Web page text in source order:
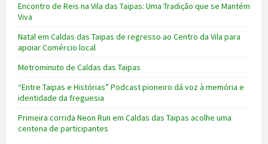
Encontro de Reis na Vila das Taipas: Uma Tradição que se Mantém
Viva
Natal em Caldas das Taipas de regresso ao Centro da Vila para
apoiar Comércio local
Metrominuto de Caldas das Taipas
“Entre Taipas e Histórias” Podcast pioneiro dá voz à memória e
identidade da freguesia
Primeira corrida Neon Run em Caldas das Taipas acolhe uma
centena de participantes